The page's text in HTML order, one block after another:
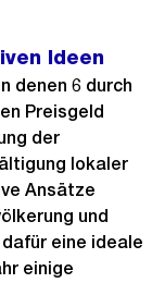
Ideen
denen 6 durch
Preisgeld
der
lokaler
Ansätze
und
eine ideale
einige